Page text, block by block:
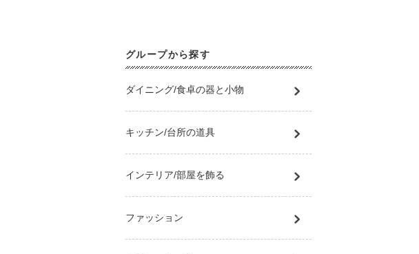
グループから探す
ダイニング/食卓の器と小物
キッチン/台所の道具
インテリア/部屋を飾る
ファッション